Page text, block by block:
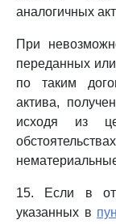
аналогичных
При
переданных
по таким
актива,
исходя из
15. Если в
указанных в